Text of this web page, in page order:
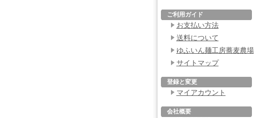
ご利用ガイド
お支払い方法
送料について
ゆふいん麺工房蕎麦農場
サイトマップ
登録と変更
マイアカウント
会社概要